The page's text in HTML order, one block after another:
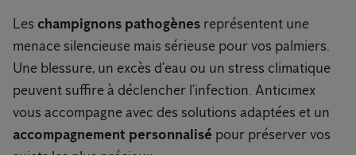
Les champignons pathogènes représentent une
menace silencieuse mais sérieuse pour vos palmiers.
Une blessure, un excès d’eau ou un stress climatique
peuvent suffire à déclencher l’infection. Anticimex
vous accompagne avec des solutions adaptées et un
accompagnement personnalisé pour préserver vos